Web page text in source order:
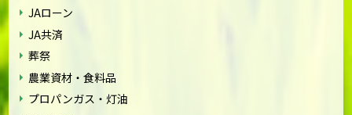
JAローン
JA共済
葬祭
農業資材・食料品
プロパンガス・灯油